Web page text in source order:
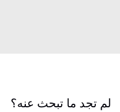
لم تجد ما تبحث عنه؟